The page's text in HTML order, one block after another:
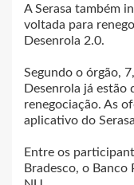
A Serasa também
voltada para
Desenrola 2.0.
Segundo o órgão,
Desenrola já estão
renegociação. As
aplicativo do
Entre os
Bradesco, o Banco